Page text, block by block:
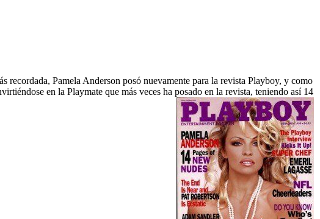
recordada, Pamela Anderson posó nuevamente para la revista Playboy, y como
en la Playmate que más veces ha posado en la revista, teniendo así 14